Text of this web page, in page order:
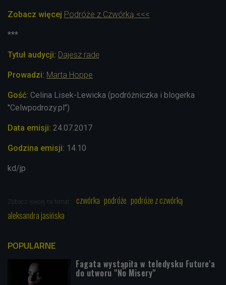
Zobacz więcej Podróże z Czwórką <<<
***
Tytuł audycji: Dajesz radę
Prowadzi: Marta Hoppe
Gość: Celina Lisek-Lewicka (podróżniczka i blogerka
"Celwpodrozy.pl")
Data emisji: 24.07.2017
Godzina emisji: 14.10
kd/jp
Zobacz więcej na temat: czwórka podróże podróże z czwórką
aleksandra jasińska
POPULARNE
Fagata wystąpiła w teledysku Future'a
do utworu "No Misery"